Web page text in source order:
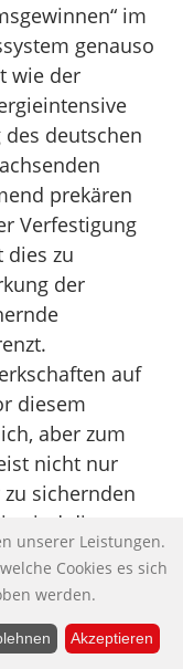
im
genauso
wie der
deutschen
prekären
Verfestigung
dies zu
der
auf
diesem
aber zum
nicht nur
sichernden
sind die
in der
sollen?), sie
unserer Leistungen.
Cookies es sich
werden.
Akzeptieren